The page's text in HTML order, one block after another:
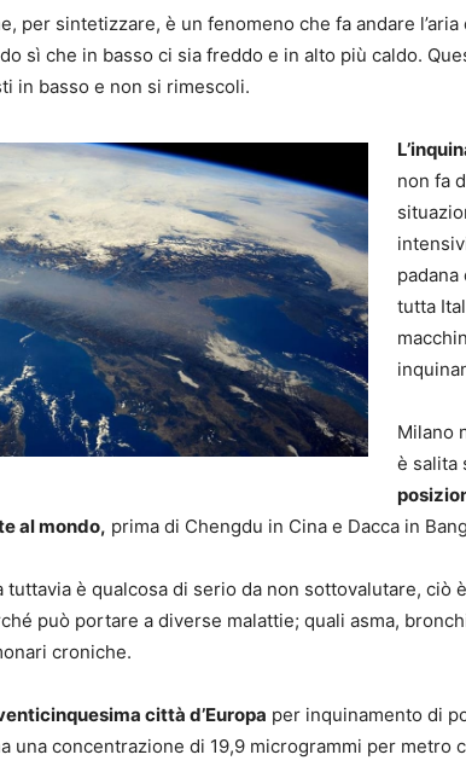
per sintetizzare, è un fenomeno che fa andare l’aria
sì che in basso ci sia freddo e in alto più caldo.
in basso e non si rimescoli.
non fa
padana
tutta
Milano
è salita
al mondo, prima di Chengdu in Cina e Dacca in
tuttavia è qualcosa di serio da non sottovalutare, ciò
può portare a diverse malattie; quali asma,
croniche.
città d’Europa per inquinamento di
una concentrazione di 19,9 microgrammi per metro